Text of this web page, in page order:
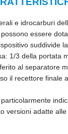
e idrocarburi
essere
suddivide
1/3 della portata
al separatore
il recettore finale
versioni adatte